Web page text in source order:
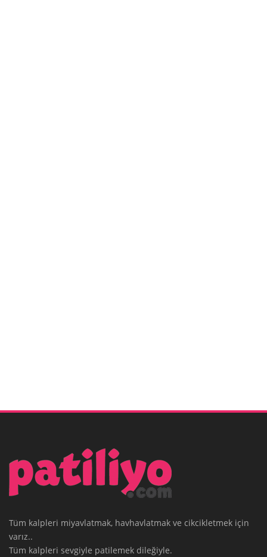
Tüm kalpleri miyavlatmak, havhavlatmak ve cikcikletmek için
varız..
Tüm kalpleri sevgiyle patilemek dileğiyle.